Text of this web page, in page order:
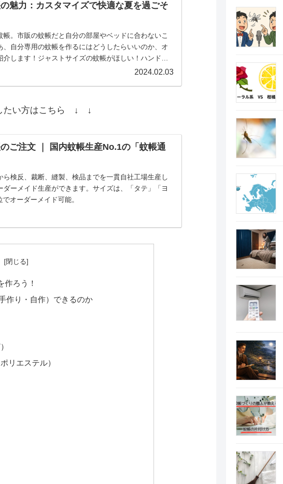
魅力：カスタマイズで快適な夏を過ごそ
。市販の蚊帳だと自分の部屋やベッドに合わないこ
、自分専用の蚊帳を作るにはどうしたらいいのか、オ
します！ジャストサイズの蚊帳がほしい！ハンドメ
2024.02.03
たい方はこちら ↓ ↓
ご注文 ｜ 国内蚊帳生産No.1の「蚊帳通
検反、裁断、縫製、検品までを一貫自社工場生産し
ダーメイド生産ができます。サイズは、「タテ」「ヨ
オーダーメイド可能。
作ろう！
作り・自作）できるのか
リエステル）